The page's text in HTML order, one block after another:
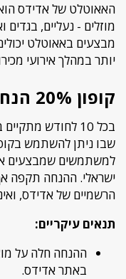
האאוטלט של אדידס
מוזלים - נעליים, בגדים
יותר במהלך אירועי
קופון 20% הנחה - מאסטרקארד דיי
בכל 10 לחודש
למשתמשים שמבצעים
ישראלי. ההנחה תקפה
הרשמיים של אדידס,
תנאים עיקריים:
ההנחה חלה על
באתר אדידס.